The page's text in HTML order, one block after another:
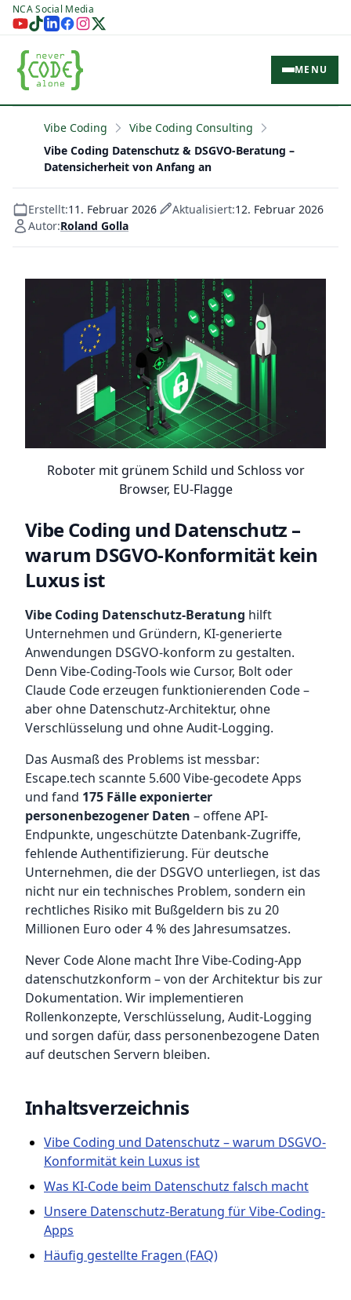
NCA Social Media
MENU
Vibe Coding
Vibe Coding Consulting
Vibe Coding Datenschutz & DSGVO-Beratung –
Datensicherheit von Anfang an
Erstellt:11. Februar 2026 Aktualisiert:12. Februar 2026
Autor:Roland Golla
Roboter mit grünem Schild und Schloss vor
Browser, EU-Flagge
Vibe Coding und Datenschutz –
warum DSGVO-Konformität kein
Luxus ist
Vibe Coding Datenschutz-Beratung hilft
Unternehmen und Gründern, KI-generierte
Anwendungen DSGVO-konform zu gestalten.
Denn Vibe-Coding-Tools wie Cursor, Bolt oder
Claude Code erzeugen funktionierenden Code –
aber ohne Datenschutz-Architektur, ohne
Verschlüsselung und ohne Audit-Logging.
Das Ausmaß des Problems ist messbar:
Escape.tech scannte 5.600 Vibe-gecodete Apps
und fand 175 Fälle exponierter
personenbezogener Daten – offene API-
Endpunkte, ungeschützte Datenbank-Zugriffe,
fehlende Authentifizierung. Für deutsche
Unternehmen, die der DSGVO unterliegen, ist das
nicht nur ein technisches Problem, sondern ein
rechtliches Risiko mit Bußgeldern bis zu 20
Millionen Euro oder 4 % des Jahresumsatzes.
Never Code Alone macht Ihre Vibe-Coding-App
datenschutzkonform – von der Architektur bis zur
Dokumentation. Wir implementieren
Rollenkonzepte, Verschlüsselung, Audit-Logging
und sorgen dafür, dass personenbezogene Daten
auf deutschen Servern bleiben.
Inhaltsverzeichnis
Vibe Coding und Datenschutz – warum DSGVO-
Konformität kein Luxus ist
Was KI-Code beim Datenschutz falsch macht
Unsere Datenschutz-Beratung für Vibe-Coding-
Apps
Häufig gestellte Fragen (FAQ)